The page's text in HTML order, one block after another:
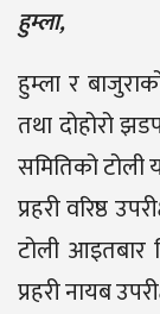
हुम्ला,
हुम्ला र
तथा दोहोरो
समितिको टोली
प्रहरी वरिष्ठ
टोली आइतबार
प्रहरी नायब